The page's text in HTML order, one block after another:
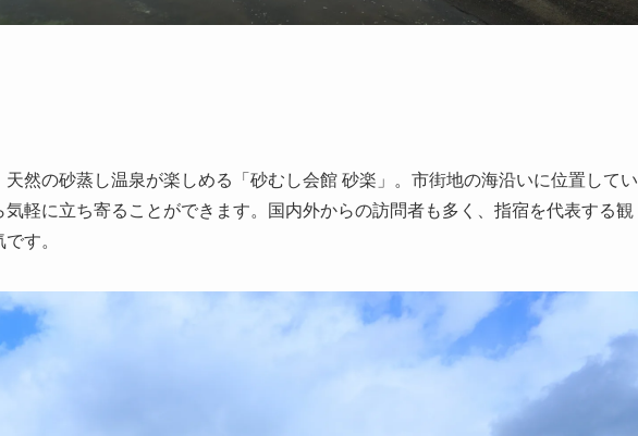
然の砂蒸し温泉が楽しめる「砂むし会館 砂楽」。市街地の海沿いに位置してい
軽に立ち寄ることができます。国内外からの訪問者も多く、指宿を代表する観
す。